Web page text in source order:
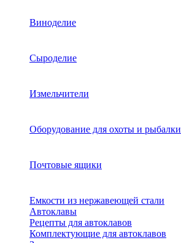
Виноделие
Сыроделие
Измельчители
Оборудование для охоты и рыбалки
Почтовые ящики
Емкости из нержавеющей стали
Автоклавы
Рецепты для автоклавов
Комплектующие для автоклавов